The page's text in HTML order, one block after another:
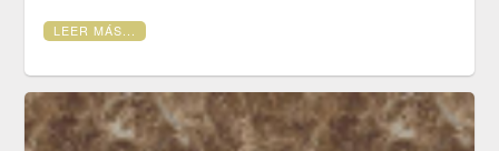
LEER MÁS...